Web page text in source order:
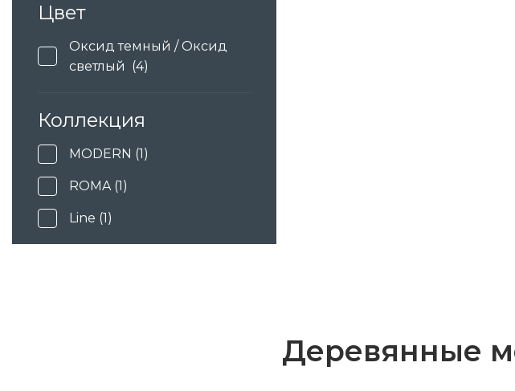
Цвет
Оксид темный / Оксид
светлый (4)
Коллекция
MODERN (1)
ROMA (1)
Line (1)
Деревянные